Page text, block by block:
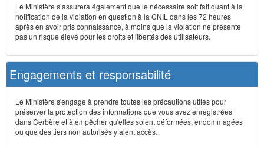
Le Ministère s’assurera également que le nécessaire soit fait quant à la
notification de la violation en question à la CNIL dans les 72 heures
après en avoir pris connaissance, à moins que la violation ne présente
pas un risque élevé pour les droits et libertés des utilisateurs.
Engagements et responsabilité
Le Ministère s'engage à prendre toutes les précautions utiles pour
préserver la protection des informations que vous avez enregistrées
dans Cerbère et à empêcher qu'elles soient déformées, endommagées
ou que des tiers non autorisés y aient accès.